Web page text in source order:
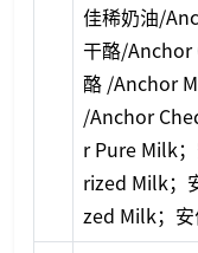
佳稀奶油/
干酪/Anchor
酪 /Anchor
/Anchor
r Pure Milk
rized Milk；
zed Milk；